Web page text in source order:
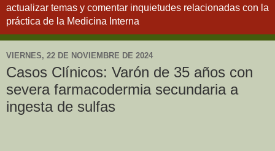
actualizar temas y comentar inquietudes relacionadas con la
práctica de la Medicina Interna
VIERNES, 22 DE NOVIEMBRE DE 2024
Casos Clínicos: Varón de 35 años con
severa farmacodermia secundaria a
ingesta de sulfas